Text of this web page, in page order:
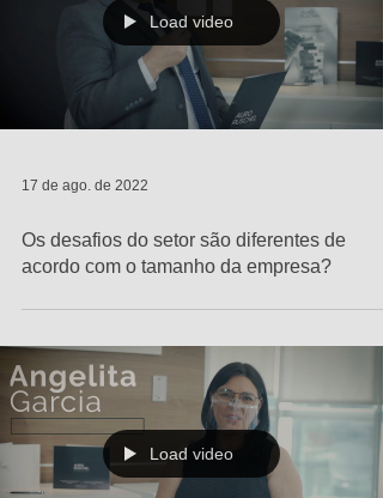
Load video
17 de ago. de 2022
Os desafios do setor são diferentes de
acordo com o tamanho da empresa?
Load video